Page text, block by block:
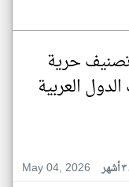
حرية
العربية
May 04, 2026